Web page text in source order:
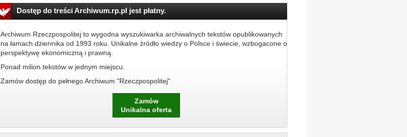
Dostęp do treści Archiwum.rp.pl jest płatny.
Archiwum Rzeczpospolitej to wygodna wyszukiwarka archiwalnych tekstów opublikowanych
na łamach dziennika od 1993 roku. Unikalne źródło wiedzy o Polsce i świecie, wzbogacone o
perspektywę ekonomiczną i prawną.
Ponad milion tekstów w jednym miejscu.
Zamów dostęp do pełnego Archiwum "Rzeczpospolitej"
Zamów
Unikalna oferta